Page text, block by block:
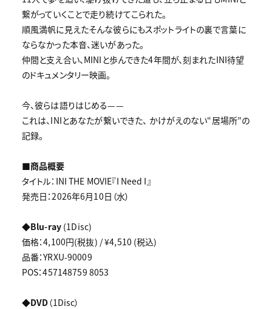
繋がっていくことで走り続けてこられた。
順風満帆に見えたそんな彼らにもスポットライトの裏で言葉に
ならなかった本音、迷いがあった。
仲間と支え合い、MINIと歩んできた4年間が、刻まれたINI待望
のドキュメンタリー映画。
今、彼らは語りはじめる——
これは、INIとあなたが繋いできた、 かけがえのない“居場所”の
記録。
■商品概要
タイトル：INI THE MOVIE『I Need I』
発売日：2026年6月10日（水）
◆Blu-ray(1Disc)
価格：4,100円(税抜) / ¥4,510 (税込)
品番：YRXU-90009
POS：457148759 8053
◆DVD（1Disc）